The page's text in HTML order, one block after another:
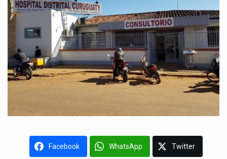
Facebook WhatsApp Twitter